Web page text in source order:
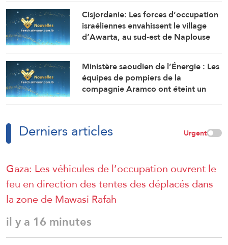
Cisjordanie: Les forces d’occupation
israéliennes envahissent le village
d’Awarta, au sud-est de Naplouse
Ministère saoudien de l’Énergie : Les
équipes de pompiers de la
compagnie Aramco ont éteint un
raffinerie de Jizan, sans enregistrer
de blessés.
Derniers articles Urgent
Gaza: Les véhicules de l’occupation ouvrent le
feu en direction des tentes des déplacés dans
la zone de Mawasi Rafah
il y a 16 minutes